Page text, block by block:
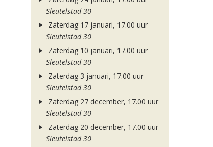
Sleutelstad 30
Zaterdag 17 januari, 17.00 uur
Sleutelstad 30
Zaterdag 10 januari, 17.00 uur
Sleutelstad 30
Zaterdag 3 januari, 17.00 uur
Sleutelstad 30
Zaterdag 27 december, 17.00 uur
Sleutelstad 30
Zaterdag 20 december, 17.00 uur
Sleutelstad 30